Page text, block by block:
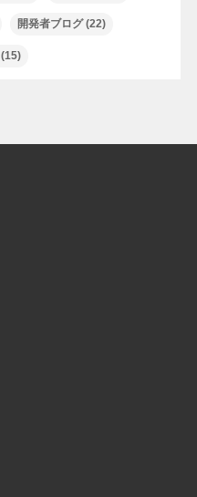
開発者ブログ(22)
(15)